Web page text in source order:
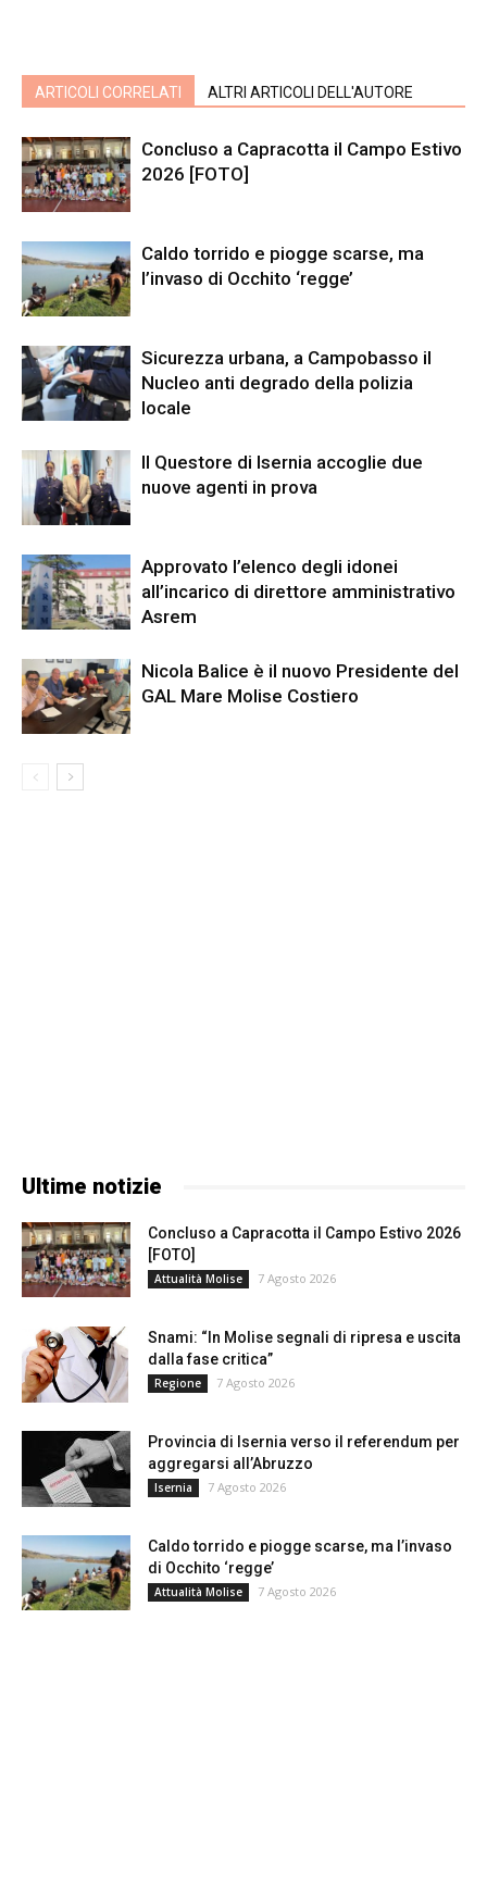
ARTICOLI CORRELATI ALTRI ARTICOLI DELL'AUTORE
Concluso a Capracotta il Campo Estivo
2026 [FOTO]
Caldo torrido e piogge scarse, ma
l’invaso di Occhito ‘regge’
Sicurezza urbana, a Campobasso il
Nucleo anti degrado della polizia
locale
Il Questore di Isernia accoglie due
nuove agenti in prova
Approvato l’elenco degli idonei
all’incarico di direttore amministrativo
Asrem
Nicola Balice è il nuovo Presidente del
GAL Mare Molise Costiero
Ultime notizie
Concluso a Capracotta il Campo Estivo 2026
[FOTO]
Attualità Molise 7 Agosto 2026
Snami: “In Molise segnali di ripresa e uscita
dalla fase critica”
Regione 7 Agosto 2026
Provincia di Isernia verso il referendum per
aggregarsi all’Abruzzo
Isernia 7 Agosto 2026
Caldo torrido e piogge scarse, ma l’invaso
di Occhito ‘regge’
Attualità Molise 7 Agosto 2026